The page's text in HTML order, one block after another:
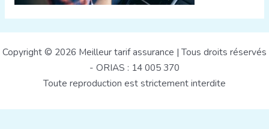
Copyright © 2026 Meilleur tarif assurance | Tous droits réservés
- ORIAS : 14 005 370
Toute reproduction est strictement interdite